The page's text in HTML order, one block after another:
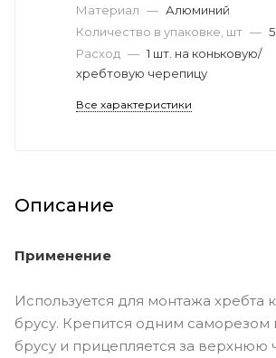
Материал — Алюминий
Количество в упаковке, шт —
Расход — 1 шт. на коньковую/
хребтовую черепицу
Все характеристики
Описание
Применение
Используется для монтажа хребта
брусу. Крепится одним саморезом
брусу и прицепляется за верхнюю